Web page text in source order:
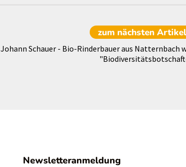
zum nächsten Artikel
Johann Schauer - Bio-Rinderbauer aus Natternbach
Newsletteranmeldung